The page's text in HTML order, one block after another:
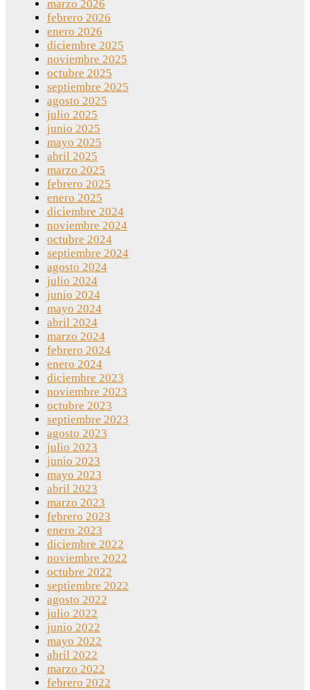
marzo 2026
febrero 2026
enero 2026
diciembre 2025
noviembre 2025
octubre 2025
septiembre 2025
agosto 2025
julio 2025
junio 2025
mayo 2025
abril 2025
marzo 2025
febrero 2025
enero 2025
diciembre 2024
noviembre 2024
octubre 2024
septiembre 2024
agosto 2024
julio 2024
junio 2024
mayo 2024
abril 2024
marzo 2024
febrero 2024
enero 2024
diciembre 2023
noviembre 2023
octubre 2023
septiembre 2023
agosto 2023
julio 2023
junio 2023
mayo 2023
abril 2023
marzo 2023
febrero 2023
enero 2023
diciembre 2022
noviembre 2022
octubre 2022
septiembre 2022
agosto 2022
julio 2022
junio 2022
mayo 2022
abril 2022
marzo 2022
febrero 2022